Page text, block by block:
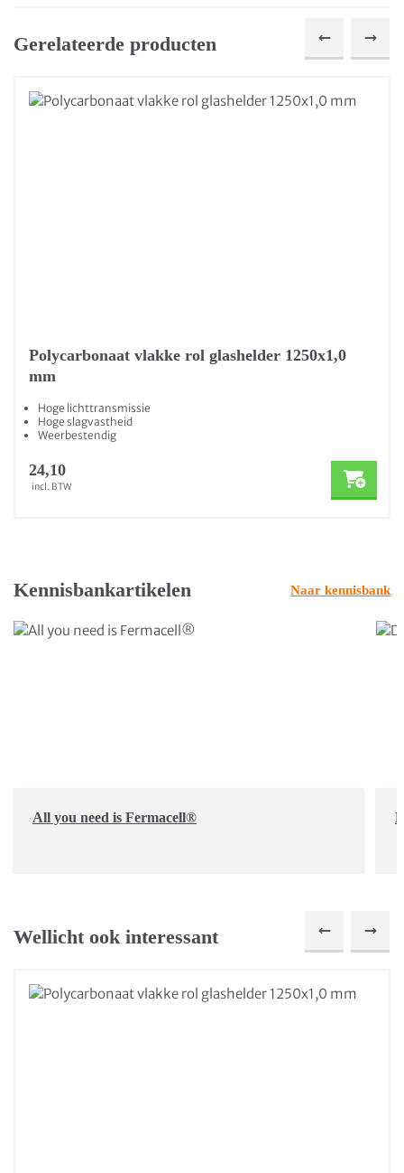
Gerelateerde producten
Polycarbonaat vlakke rol glashelder 1250x1,0
mm
Hoge lichttransmissie
Hoge slagvastheid
Weerbestendig
24,10
incl. BTW
Kennisbankartikelen Naar kennisbank
All you need is Fermacell®
Wellicht ook interessant